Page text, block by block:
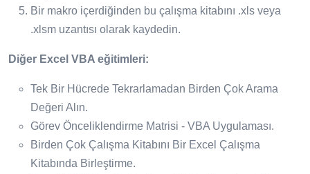
Bir makro içerdiğinden bu çalışma kitabını .xls veya
.xlsm uzantısı olarak kaydedin.
Diğer Excel VBA eğitimleri:
Tek Bir Hücrede Tekrarlamadan Birden Çok Arama
Değeri Alın.
Görev Önceliklendirme Matrisi - VBA Uygulaması.
Birden Çok Çalışma Kitabını Bir Excel Çalışma
Kitabında Birleştirme.